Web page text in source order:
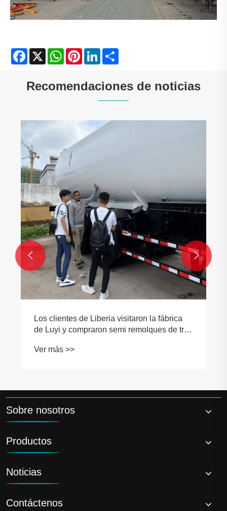
Facebook
X WhatsApp
PinterestLinkedIn
Recomendaciones de noticias
Los clientes de Liberia visitaron la fábrica
de Luyi y compraron semi remolques de tres
Ver más >>
 
Sobre nosotros
Productos
Noticias
Contáctenos